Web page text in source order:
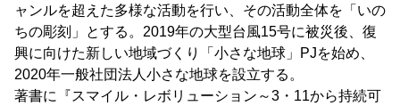
ャンルを超えた多様な活動を行い、その活動全体を「いの
ちの彫刻」とする。2019年の大型台風15号に被災後、復
興に向けた新しい地域づくり「小さな地球」PJを始め、
2020年一般社団法人小さな地球を設立する。
著書に『スマイル・レボリューション～3・11から持続可